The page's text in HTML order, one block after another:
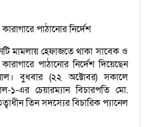
মামলায় হেফাজতে থাকা সাবেক ও
পাঠানোর নির্দেশ দিয়েছেন
বুধবার (২২ অক্টোবর) সকালে
১-এর চেয়ারম্যান বিচারপতি মো.
তিন সদস্যের বিচারিক প্যানেল